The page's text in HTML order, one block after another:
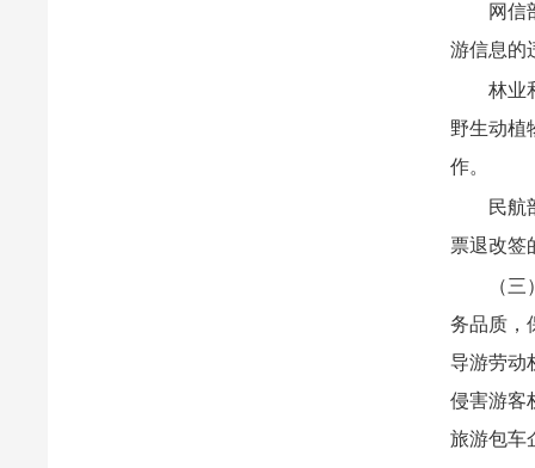
网信
游信息的
林业
野生动植
作。
民航
票退改签
（
务品质，
导游劳动
侵害游客
旅游包车